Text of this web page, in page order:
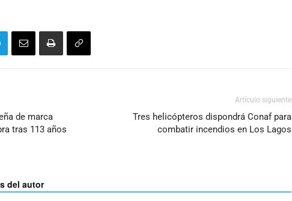
de marca
tras 113 años
Artículo siguiente
Tres helicópteros dispondrá Conaf para
combatir incendios en Los Lagos
del autor